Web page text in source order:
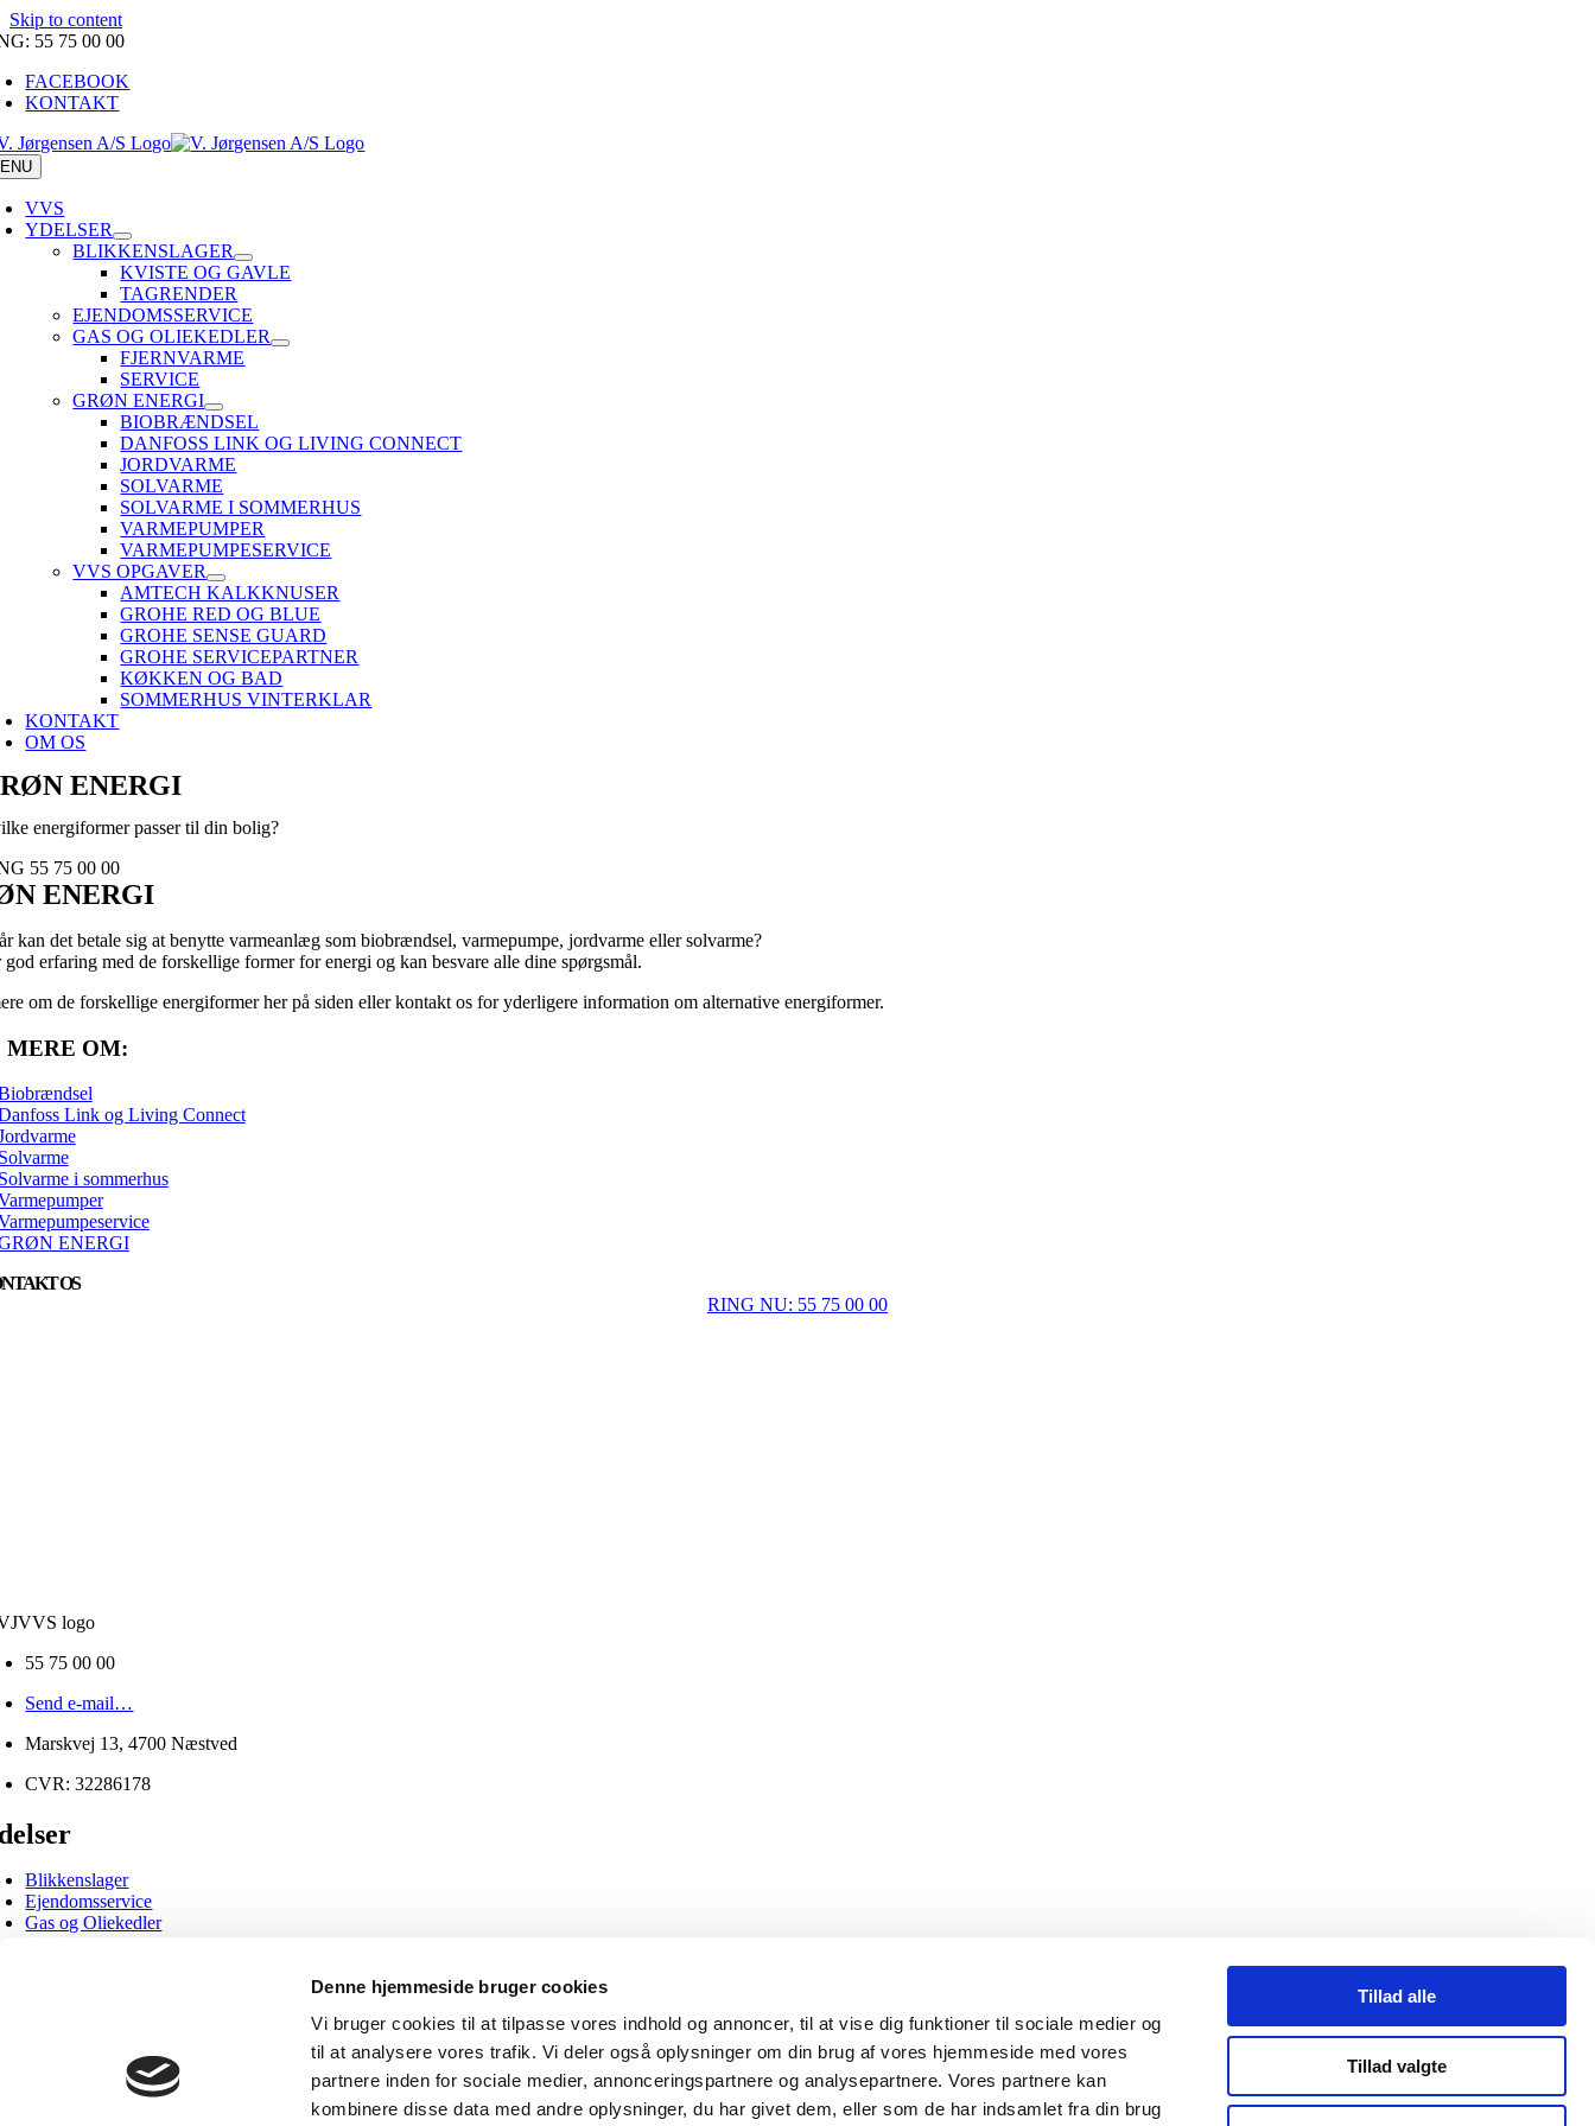
Denne hjemmeside bruger cookies
Vi bruger cookies til at tilpasse vores indhold og annoncer, til at vise dig funktioner til sociale medier og
til at analysere vores trafik. Vi deler også oplysninger om din brug af vores hjemmeside med vores
partnere inden for sociale medier, annonceringspartnere og analysepartnere. Vores partnere kan
kombinere disse data med andre oplysninger, du har givet dem, eller som de har indsamlet fra din brug
Tillad alle
Tillad valgte
Skip to content
55 75 00 00
FACEBOOK
KONTAKT
VVS
YDELSER
BLIKKEN­SLAGER
KVISTE OG GAVLE
TAGRENDER
EJENDOMS­SERVICE
GAS OG OLIEKEDLER
FJERNVARME
SERVICE
GRØN ENERGI
BIOBRÆNDSEL
DANFOSS LINK OG LIVING CONNECT
JORDVARME
SOLVARME
SOLVARME I SOMMERHUS
VARMEPUMPER
VARMEPUMPESERVICE
VVS OPGAVER
AMTECH KALKKNUSER
GROHE RED OG BLUE
GROHE SENSE GUARD
GROHE SERVICEPARTNER
KØKKEN OG BAD
SOMMERHUS VINTERKLAR
KONTAKT
OM OS
ENERGI
energiformer passer til din bolig?
55 75 00 00
ENERGI
kan det betale sig at benytte varmeanlæg som biobrændsel, varmepumpe, jordvarme eller solvarme?
erfaring med de forskellige former for energi og kan besvare alle dine spørgsmål.
om de forskellige energiformer her på siden eller kontakt os for yderligere information om alternative energiformer.
OM:
Link og Living Connect
i sommerhus
ENERGI
OS
RING NU: 55 75 00 00
55 75 00 00
Send e-mail…
Marskvej 13, 4700 Næstved
CVR: 32286178
Blikkenslager
Ejendomsservice
Gas og Oliekedler